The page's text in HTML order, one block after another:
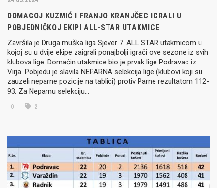
DOMAGOJ KUZMIĆ I FRANJO KRANJČEC IGRALI U
POBJEDNIČKOJ EKIPI ALL-STAR UTAKMICE
Završila je Druga muška liga Sjever 7. ALL STAR utakmicom u
kojoj su u dvije ekipe zaigrali ponajbolji igrači ove sezone iz svih
klubova lige. Domaćin utakmice bio je prvak lige Podravac iz
Virja. Pobjedu je slavila NEPARNA selekcija lige (klubovi koji su
zauzeli neparne pozicije na tablici) protiv Parne rezultatom 112-
93. Za Neparnu selekciju…
0 2